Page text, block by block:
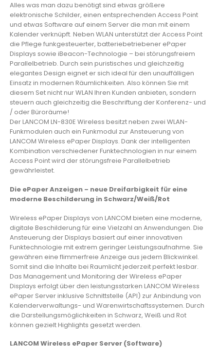
Alles was man dazu benötigt sind etwas größere
elektronische Schilder, einen entsprechenden Access Point
und etwas Software auf einem Server die man mit einem
Kalender verknüpft. Neben WLAN unterstützt der Access Point
die Pflege funkgesteuerter, batteriebetriebener ePaper
Displays sowie iBeacon-Technologie – bei störungsfreiem
Parallelbetrieb. Durch sein puristisches und gleichzeitig
elegantes Design eignet er sich ideal für den unauffälligen
Einsatz in modernen Räumlichkeiten. Also können Sie mit
diesem Set nicht nur WLAN Ihren Kunden anbieten, sondern
steuern auch gleichzeitig die Beschriftung der Konferenz- und
/ oder Büroräume!
Der LANCOM LN-830E Wireless besitzt neben zwei WLAN-
Funkmodulen auch ein Funkmodul zur Ansteuerung von
LANCOM Wireless ePaper Displays. Dank der intelligenten
Kombination verschiedener Funktechnologien in nur einem
Access Point wird der störungsfreie Parallelbetrieb
gewährleistet.
Die ePaper Anzeigen – neue Dreifarbigkeit für eine
moderne Beschilderung in Schwarz/Weiß/Rot
Wireless ePaper Displays von LANCOM bieten eine moderne,
digitale Beschilderung für eine Vielzahl an Anwendungen. Die
Ansteuerung der Displays basiert auf einer innovativen
Funktechnologie mit extrem geringer Leistungsaufnahme. Sie
gewähren eine flimmerfreie Anzeige aus jedem Blickwinkel.
Somit sind die Inhalte bei Raumlicht jederzeit perfekt lesbar.
Das Management und Monitoring der Wireless ePaper
Displays erfolgt über den leistungsstarken LANCOM Wireless
ePaper Server inklusive Schnittstelle (API) zur Anbindung von
Kalenderverwaltungs- und Warenwirtschaftssystemen. Durch
die Darstellungsmöglichkeiten in Schwarz, Weiß und Rot
können gezielt Highlights gesetzt werden.
LANCOM Wireless ePaper Server (Software)